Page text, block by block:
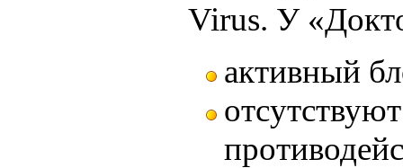
Virus. У
активный